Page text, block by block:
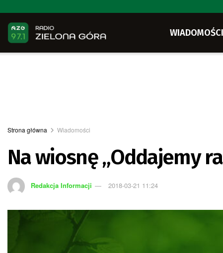
WIADOMOŚCI
Strona główna Wiadomości
Na wiosnę „Oddajemy
Redakcja Informacji 2018-03-21 11:24